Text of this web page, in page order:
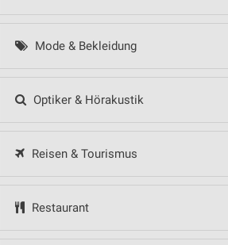
Mode & Bekleidung
Optiker & Hörakustik
Reisen & Tourismus
Restaurant